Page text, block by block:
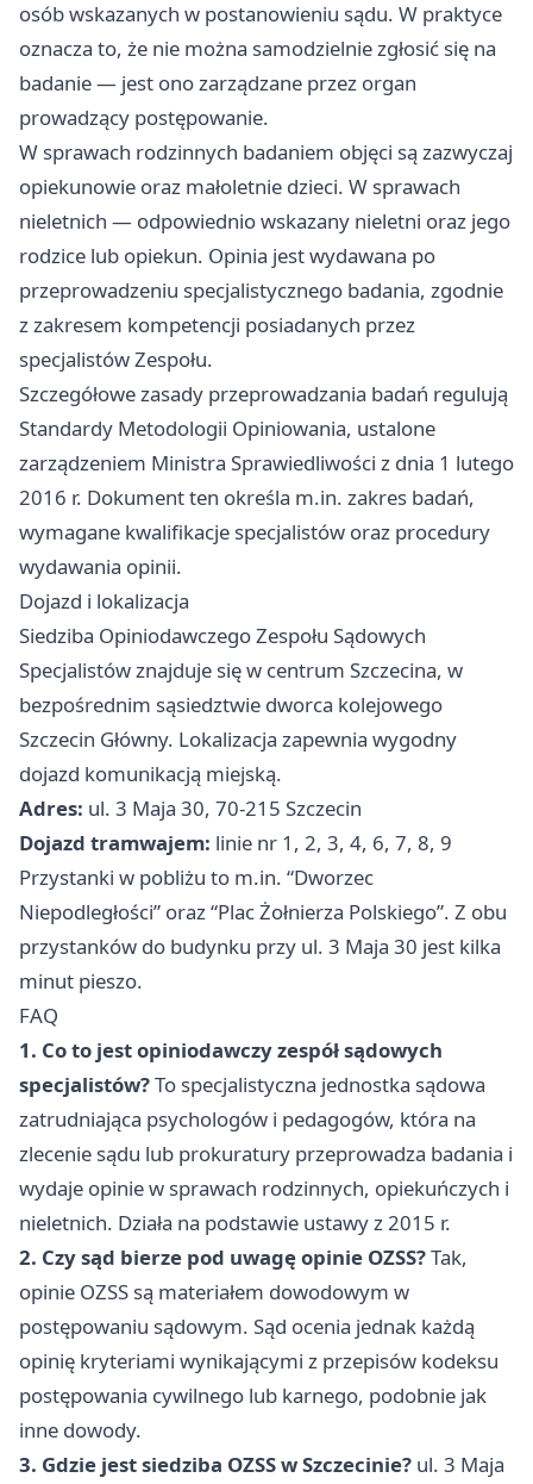
osób wskazanych w postanowieniu sądu. W praktyce
oznacza to, że nie można samodzielnie zgłosić się na
badanie — jest ono zarządzane przez organ
prowadzący postępowanie.
W sprawach rodzinnych badaniem objęci są zazwyczaj
opiekunowie oraz małoletnie dzieci. W sprawach
nieletnich — odpowiednio wskazany nieletni oraz jego
rodzice lub opiekun. Opinia jest wydawana po
przeprowadzeniu specjalistycznego badania, zgodnie
z zakresem kompetencji posiadanych przez
specjalistów Zespołu.
Szczegółowe zasady przeprowadzania badań regulują
Standardy Metodologii Opiniowania, ustalone
zarządzeniem Ministra Sprawiedliwości z dnia 1 lutego
2016 r. Dokument ten określa m.in. zakres badań,
wymagane kwalifikacje specjalistów oraz procedury
wydawania opinii.
Dojazd i lokalizacja
Siedziba Opiniodawczego Zespołu Sądowych
Specjalistów znajduje się w centrum Szczecina, w
bezpośrednim sąsiedztwie dworca kolejowego
Szczecin Główny. Lokalizacja zapewnia wygodny
dojazd komunikacją miejską.
Adres: ul. 3 Maja 30, 70-215 Szczecin
Dojazd tramwajem: linie nr 1, 2, 3, 4, 6, 7, 8, 9
Przystanki w pobliżu to m.in. “Dworzec
Niepodległości” oraz “Plac Żołnierza Polskiego”. Z obu
przystanków do budynku przy ul. 3 Maja 30 jest kilka
minut pieszo.
FAQ
1. Co to jest opiniodawczy zespół sądowych
specjalistów?To specjalistyczna jednostka sądowa
zatrudniająca psychologów i pedagogów, która na
zlecenie sądu lub prokuratury przeprowadza badania i
wydaje opinie w sprawach rodzinnych, opiekuńczych i
nieletnich. Działa na podstawie ustawy z 2015 r.
2. Czy sąd bierze pod uwagę opinie OZSS?Tak,
opinie OZSS są materiałem dowodowym w
postępowaniu sądowym. Sąd ocenia jednak każdą
opinię kryteriami wynikającymi z przepisów kodeksu
postępowania cywilnego lub karnego, podobnie jak
inne dowody.
3. Gdzie jest siedziba OZSS w Szczecinie? ul. 3 Maja